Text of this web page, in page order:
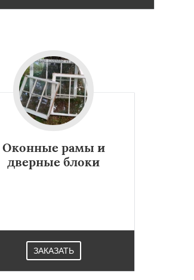
Оконные рамы и
дверные блоки
ЗАКАЗАТЬ